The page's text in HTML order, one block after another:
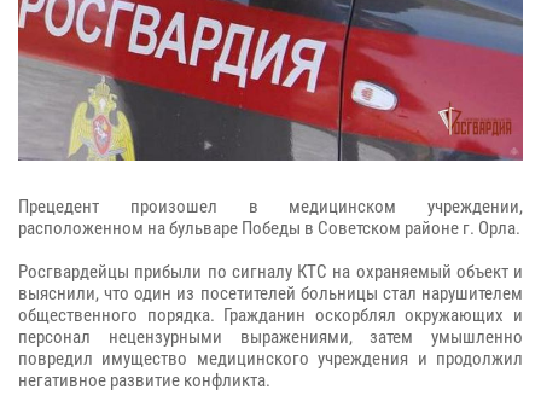
Прецедент произошел в медицинском учреждении,
расположенном на бульваре Победы в Советском районе г. Орла.
Росгвардейцы прибыли по сигналу КТС на охраняемый объект и
выяснили, что один из посетителей больницы стал нарушителем
общественного порядка. Гражданин оскорблял окружающих и
персонал нецензурными выражениями, затем умышленно
повредил имущество медицинского учреждения и продолжил
негативное развитие конфликта.